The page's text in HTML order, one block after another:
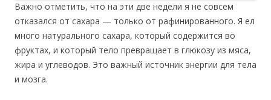
Важно отметить, что на эти две недели я не совсем
отказался от сахара — только от рафинированного. Я ел
много натурального сахара, который содержится во
фруктах, и который тело превращает в глюкозу из мяса,
жира и углеводов. Это важный источник энергии для тела
и мозга.